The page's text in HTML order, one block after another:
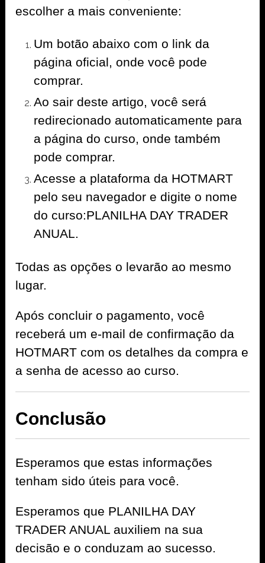
escolher a mais conveniente:
Um botão abaixo com o link da
página oficial, onde você pode
comprar.
Ao sair deste artigo, você será
redirecionado automaticamente para
a página do curso, onde também
pode comprar.
Acesse a plataforma da HOTMART
pelo seu navegador e digite o nome
do curso:PLANILHA DAY TRADER
ANUAL.
Todas as opções o levarão ao mesmo
lugar.
Após concluir o pagamento, você
receberá um e-mail de confirmação da
HOTMART com os detalhes da compra e
a senha de acesso ao curso.
Conclusão
Esperamos que estas informações
tenham sido úteis para você.
Esperamos que PLANILHA DAY
TRADER ANUAL auxiliem na sua
decisão e o conduzam ao sucesso.